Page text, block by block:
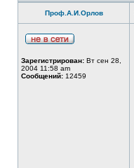
Проф.А.И.Орлов
Зарегистрирован: Вт сен 28,
2004 11:58 am
Сообщений: 12459